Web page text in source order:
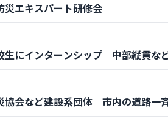
災エキスパート研修会
にインターンシップ 中部縦貫な
協会など建設系団体 市内の道路一